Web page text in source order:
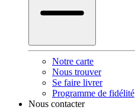
Notre carte
Nous trouver
Se faire livrer
Programme de fidélité
Nous contacter